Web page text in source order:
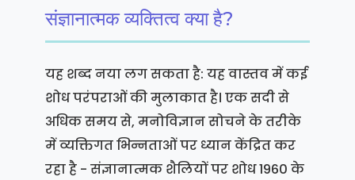
संज्ञानात्मक व्यक्तित्व क्या है?
यह शब्द नया लग सकता है: यह वास्तव में कई
शोध परंपराओं की मुलाकात है। एक सदी से
अधिक समय से, मनोविज्ञान सोचने के तरीके
में व्यक्तिगत भिन्नताओं पर ध्यान केंद्रित कर
रहा है - संज्ञानात्मक शैलियों पर शोध 1960 के